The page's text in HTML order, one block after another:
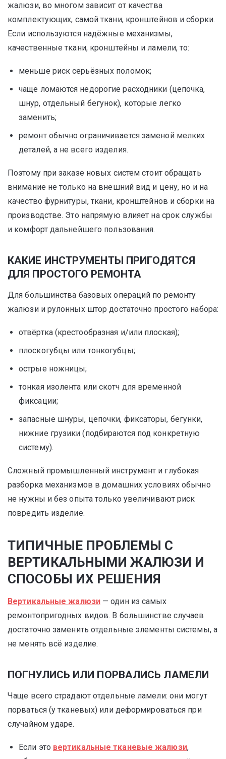
жалюзи, во многом зависит от качества
комплектующих, самой ткани, кронштейнов и сборки.
Если используются надёжные механизмы,
качественные ткани, кронштейны и ламели, то:
меньше риск серьёзных поломок;
чаще ломаются недорогие расходники (цепочка,
шнур, отдельный бегунок), которые легко
заменить;
ремонт обычно ограничивается заменой мелких
деталей, а не всего изделия.
Поэтому при заказе новых систем стоит обращать
внимание не только на внешний вид и цену, но и на
качество фурнитуры, ткани, кронштейнов и сборки на
производстве. Это напрямую влияет на срок службы
и комфорт дальнейшего пользования.
КАКИЕ ИНСТРУМЕНТЫ ПРИГОДЯТСЯ
ДЛЯ ПРОСТОГО РЕМОНТА
Для большинства базовых операций по ремонту
жалюзи и рулонных штор достаточно простого набора:
отвёртка (крестообразная и/или плоская);
плоскогубцы или тонкогубцы;
острые ножницы;
тонкая изолента или скотч для временной
фиксации;
запасные шнуры, цепочки, фиксаторы, бегунки,
нижние грузики (подбираются под конкретную
систему).
Сложный промышленный инструмент и глубокая
разборка механизмов в домашних условиях обычно
не нужны и без опыта только увеличивают риск
повредить изделие.
ТИПИЧНЫЕ ПРОБЛЕМЫ С
ВЕРТИКАЛЬНЫМИ ЖАЛЮЗИ И
СПОСОБЫ ИХ РЕШЕНИЯ
Вертикальные жалюзи— один из самых
ремонтопригодных видов. В большинстве случаев
достаточно заменить отдельные элементы системы, а
не менять всё изделие.
ПОГНУЛИСЬ ИЛИ ПОРВАЛИСЬ ЛАМЕЛИ
Чаще всего страдают отдельные ламели: они могут
порваться (у тканевых) или деформироваться при
случайном ударе.
Если это вертикальные тканевые жалюзи,